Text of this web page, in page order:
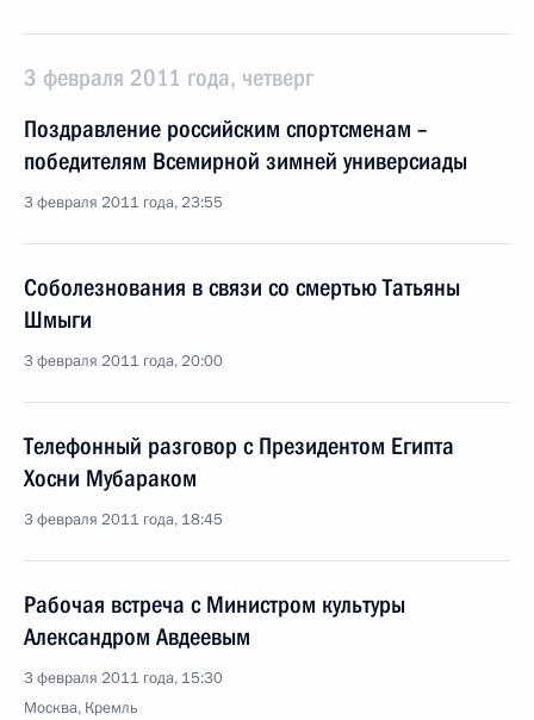
3 февраля 2011 года, четверг
Поздравление российским спортсменам –
победителям Всемирной зимней универсиады
3 февраля 2011 года, 23:55
Соболезнования в связи со смертью Татьяны
Шмыги
3 февраля 2011 года, 20:00
Телефонный разговор с Президентом Египта
Хосни Мубараком
3 февраля 2011 года, 18:45
Рабочая встреча с Министром культуры
Александром Авдеевым
3 февраля 2011 года, 15:30
Москва, Кремль